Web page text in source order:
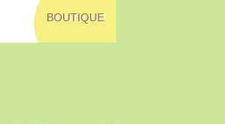
BOUTIQUE